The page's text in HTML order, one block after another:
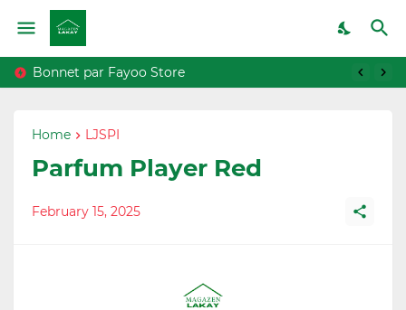
Bonnet par Fayoo Store
Bougie Parfumée par Dolorjie
Home LJSPI
Parfum Player Red
February 15, 2025